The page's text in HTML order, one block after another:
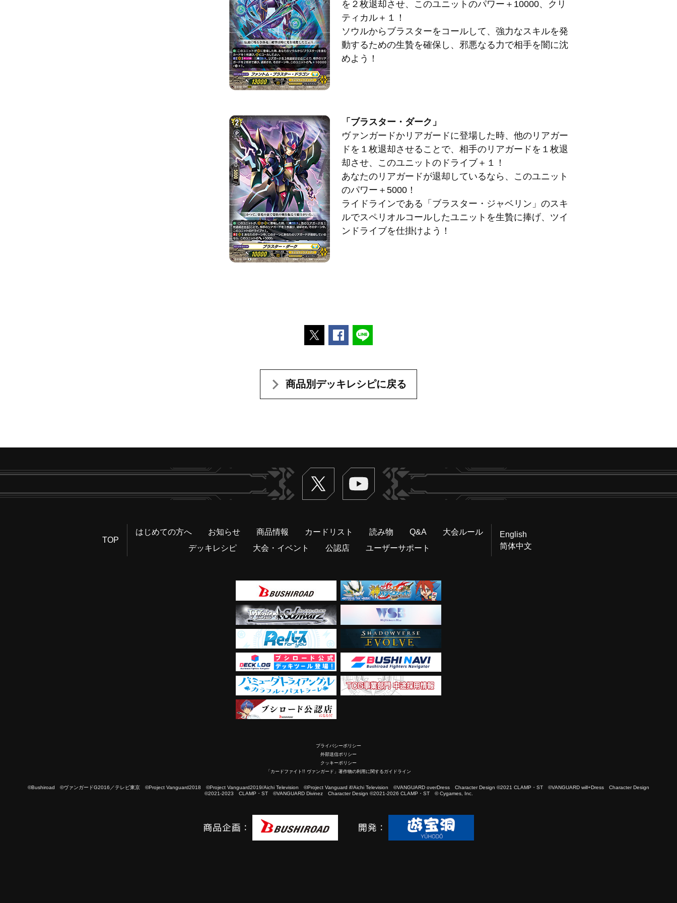
を２枚退却させ、このユニットのパワー＋10000、クリ
ティカル＋１！
ソウルからブラスターをコールして、強力なスキルを発
動するための生贄を確保し、邪悪なる力で相手を闇に沈
めよう！
「ブラスター・ダーク」
ヴァンガードかリアガードに登場した時、他のリアガー
ドを１枚退却させることで、相手のリアガードを１枚退
却させ、このユニットのドライブ＋１！
あなたのリアガードが退却しているなら、このユニット
のパワー＋5000！
ライドラインである「ブラスター・ジャベリン」のスキ
ルでスペリオルコールしたユニットを生贄に捧げ、ツイ
ンドライブを仕掛けよう！
ポストするFacebookでシェアする
商品別デッキレシピに戻る
Twitter ヴァンガードch
TOP
はじめての方へ お知らせ 商品情報 カードリスト 読み物 Q&A
大会ルール
デッキレシピ
大会・イベント 公認店 ユーザーサポート
English
简体中文
プライバシーポリシー
外部送信ポリシー
クッキーポリシー
「カードファイト!! ヴァンガード」著作物の利用に関するガイドライン
©Bushiroad ©ヴァンガードG2016／テレビ東京 ©Project Vanguard2018 ©Project Vanguard2019/Aichi Television ©Project Vanguard if/Aichi Television ©VANGUARD overDress Character Design ©2021 CLAMP・ST ©VANGUARD will+Dress Character Design
©2021-2023 CLAMP・ST ©VANGUARD Divinez Character Design ©2021-2026 CLAMP・ST © Cygames, Inc.